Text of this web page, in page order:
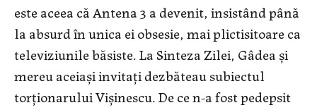
este aceea că Antena 3 a devenit, insistând până
la absurd în unica ei obsesie, mai plictisitoare ca
televiziunile băsiste. La Sinteza Zilei, Gâdea și
mereu aceiași invitați dezbăteau subiectul
torționarului Vișinescu. De ce n-a fost pedepsit